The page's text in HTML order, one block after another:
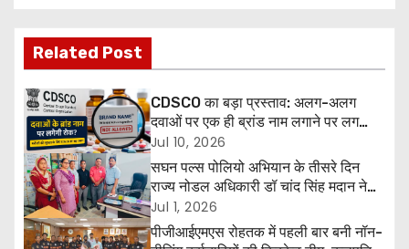
t
n
a
v
i
g
Related Post
CDSCO का बड़ा प्रस्ताव: अलग-अलग
दवाओं पर एक ही ब्रांड नाम लगाने पर लग
सकती है रोक, मरीजों की सुरक्षा होगी मजबूत
Jul 10, 2026
सघन पल्स पोलियो अभियान के तीसरे दिन
राज्य नोडल अधिकारी डॉ चांद सिंह मदान ने
हिसार एवं हांसी में किया निरीक्षण
Jul 1, 2026
पीजीआईएमएस रोहतक में पहली बार बनी नॉन-